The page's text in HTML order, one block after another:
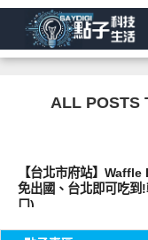
ALL POSTS
【台北市府站】
免出國、台北即可吃到
口)